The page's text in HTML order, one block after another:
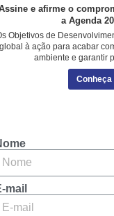
e afirme o
a Agenda
Objetivos de
à ação para acabar
ambiente e garantir
Conheça
mail